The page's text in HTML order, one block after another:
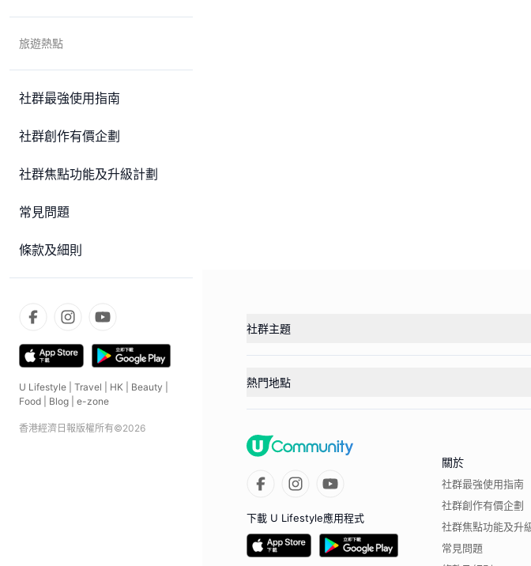
旅遊熱點
社群最強使用指南
社群創作有價企劃
社群焦點功能及升級計劃
常見問題
條款及細則
U Lifestyle Travel HK Beauty
Food
Blog e-zone
香港經濟日報版權所有©2026
社群主題
熱門地點
下載 U Lifestyle應用程式
關於
社群最強使用指南
社群創作有價企劃
社群焦點功能及升
常見問題